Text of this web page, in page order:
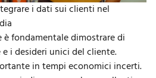
i dati sui clienti nel
fondamentale dimostrare di
i desideri unici del cliente.
in tempi economici incerti.